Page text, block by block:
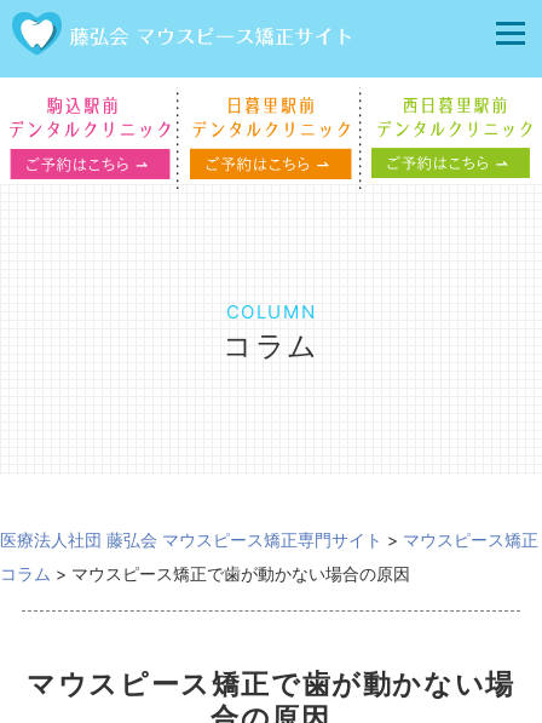
COLUMN
コラム
医療法人社団 藤弘会 マウスピース矯正専門サイト > マウスピース矯正
コラム > マウスピース矯正で歯が動かない場合の原因
マウスピース矯正で歯が動かない場